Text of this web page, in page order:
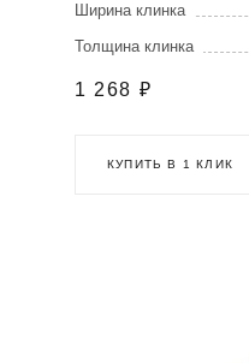
Ширина клинка
Толщина клинка
1 268 ₽
КУПИТЬ В 1 КЛИК